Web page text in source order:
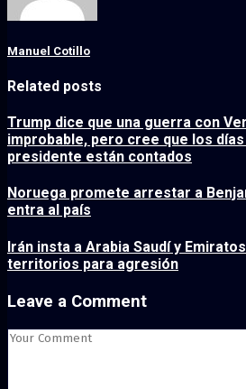
Manuel Cotillo
Related posts
Trump dice que una guerra con
improbable, pero cree que los
presidente están contados
Noruega promete arrestar a
entra al país
Irán insta a Arabia Saudí y
territorios para agresión
Leave a Comment